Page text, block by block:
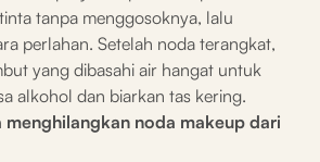
tanpa menggosoknya, lalu
perlahan. Setelah noda terangkat,
yang dibasahi air hangat untuk
alkohol dan biarkan tas kering.
menghilangkan noda makeup dari